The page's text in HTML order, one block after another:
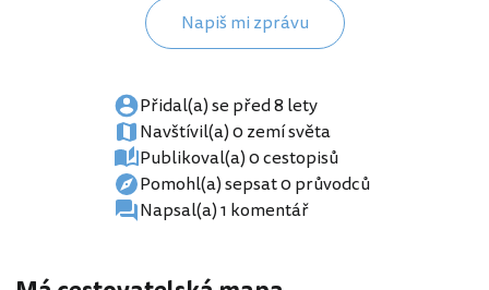
Napiš mi zprávu
Přidal(a) se před 8 lety
Navštívil(a) 0 zemí světa
Publikoval(a) 0 cestopisů
Pomohl(a) sepsat 0 průvodců
Napsal(a) 1 komentář